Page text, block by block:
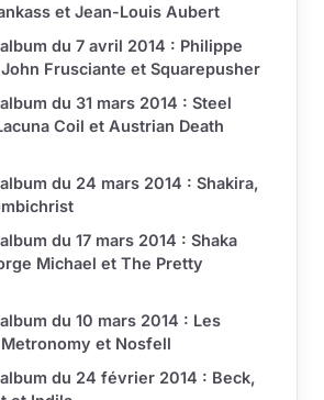
et Jean-Louis Aubert
du 7 avril 2014 : Philippe
Frusciante et Squarepusher
du 31 mars 2014 : Steel
Coil et Austrian Death
du 24 mars 2014 : Shakira,
du 17 mars 2014 : Shaka
Michael et The Pretty
du 10 mars 2014 : Les
et Nosfell
du 24 février 2014 : Beck,